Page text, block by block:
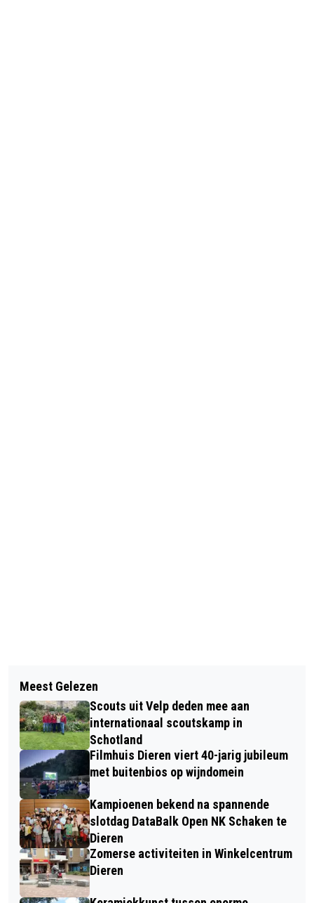
GEDICHTEN GRABBELEN EN LEZINGEN
OVER NATUUR EN KUNST IN DE TUIN
VAN SJEF OP 26 NOVEMBER
RHEDEN NIEUWS EET NOG GEEN
KERSTMENU
Meest Gelezen
Scouts uit Velp deden mee aan
internationaal scoutskamp in
Schotland
Filmhuis Dieren viert 40-jarig jubileum
met buitenbios op wijndomein
Kampioenen bekend na spannende
slotdag DataBalk Open NK Schaken te
Dieren
Zomerse activiteiten in Winkelcentrum
Dieren